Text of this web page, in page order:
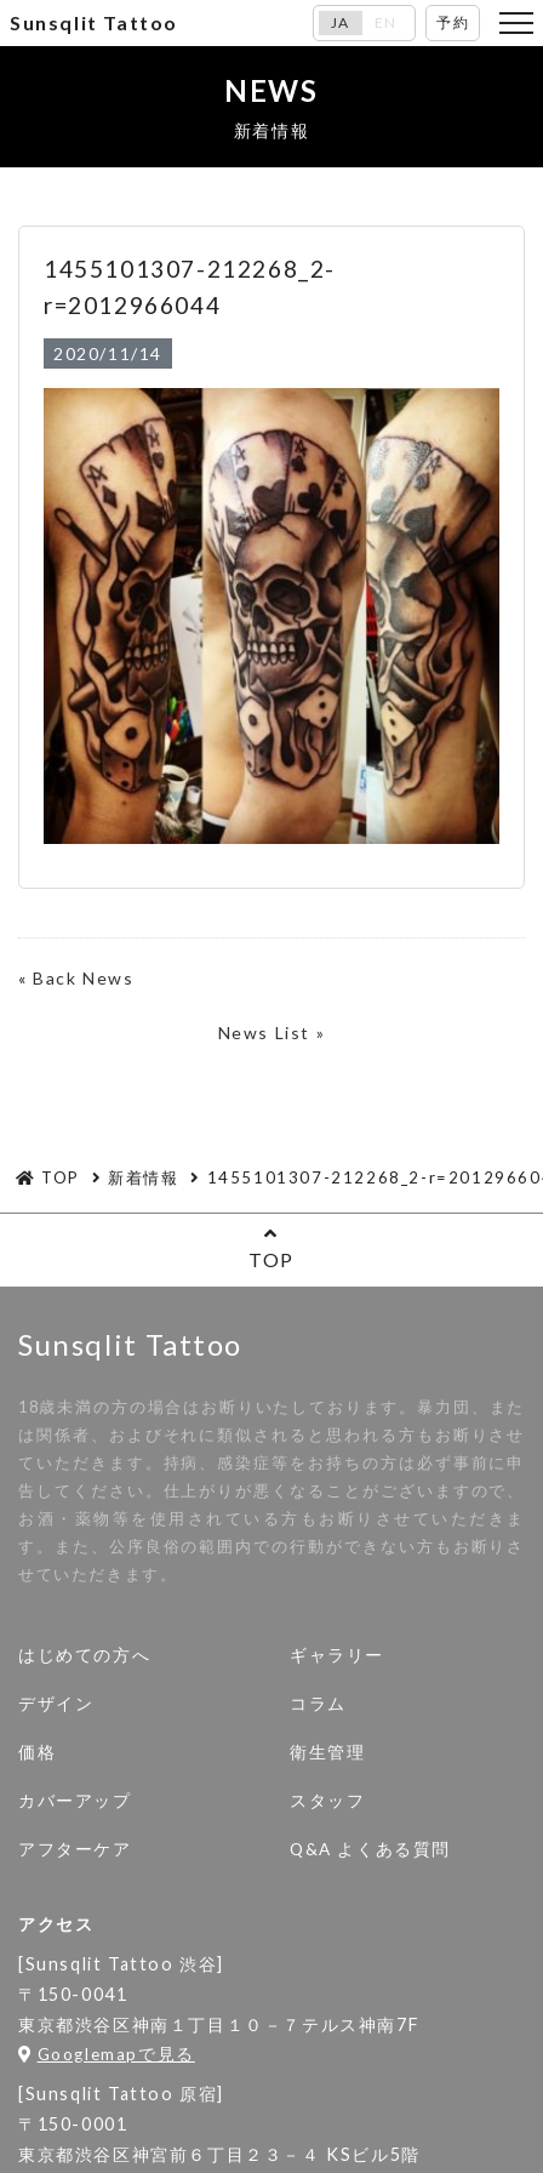
Sunsqlit Tattoo JA EN 予約
NEWS
新着情報
1455101307-212268_2-
r=2012966044
2020/11/14
«Back News
News List »
TOP 新着情報 1455101307-212268_2-
TOP
Sunsqlit Tattoo
18歳未満の方の場合はお断りいたしております。暴力団、また
は関係者、およびそれに類似されると思われる方もお断りさせ
ていただきます。持病、感染症等をお持ちの方は必ず事前に申
告してください。仕上がりが悪くなることがございますので、
お酒・薬物等を使用されている方もお断りさせていただきま
す。また、公序良俗の範囲内での行動ができない方もお断りさ
せていただきます。
はじめての方へ
デザイン
価格
カバーアップ
アフターケア
ギャラリー
コラム
衛生管理
スタッフ
Q&A よくある質問
アクセス
[Sunsqlit Tattoo 渋谷]
〒150-0041
東京都渋谷区神南１丁目１０－７テルス神南7F
Googlemapで見る
[Sunsqlit Tattoo 原宿]
〒150-0001
東京都渋谷区神宮前６丁目２３－４ KSビル5階